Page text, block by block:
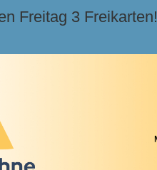
Features / Leonine
Freitag 3 Freikarten!